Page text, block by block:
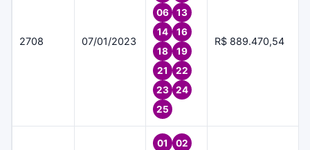
2708 07/01/2023
06
13
14
16
18
19
21
22
23
24
25
R$ 889.470,54
01
02